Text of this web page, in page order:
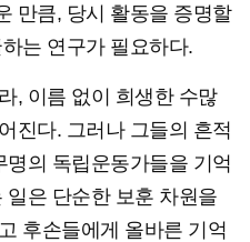
만큼, 당시 활동을 증명할
는 연구가 필요하다.
, 이름 없이 희생한 수많
진다. 그러나 그들의 흔적
의 독립운동가들을 기억
은 단순한 보훈 차원을
후손들에게 올바른 기억